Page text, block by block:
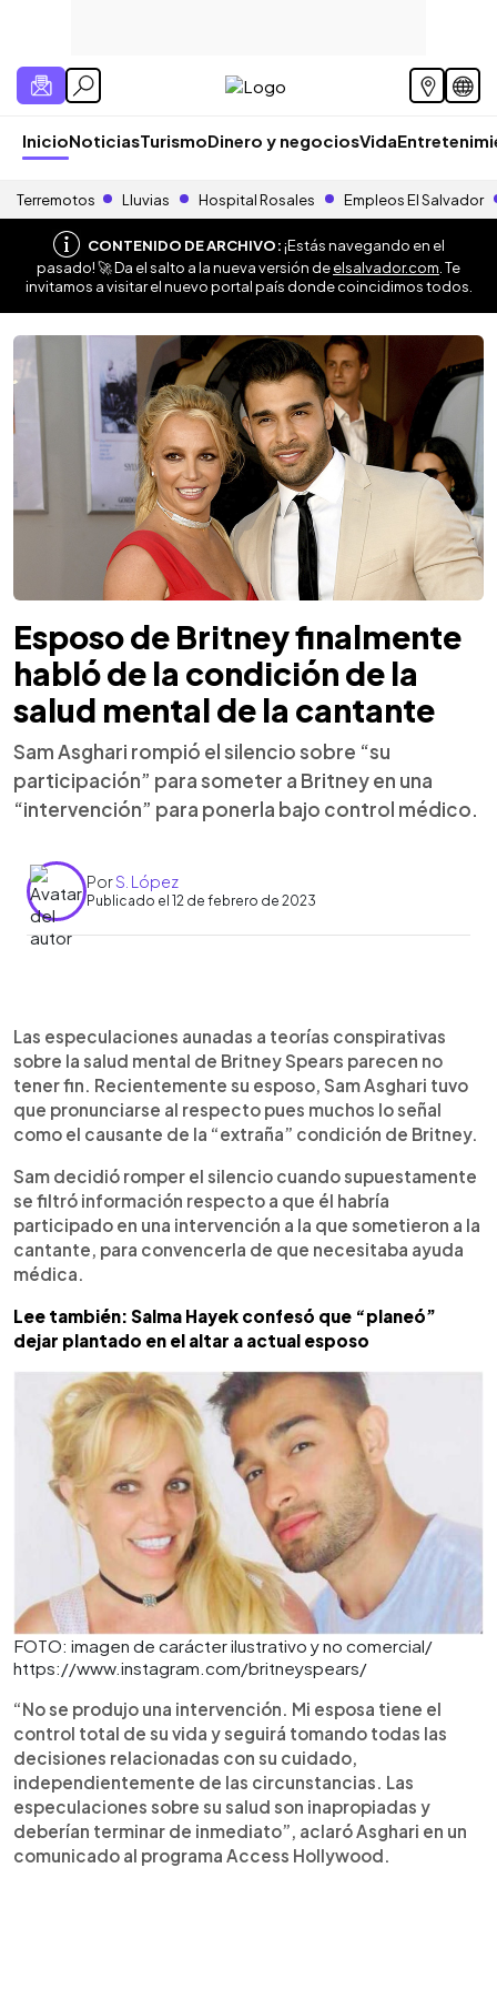
InicioNoticiasTurismoDinero y negociosVida
Terremotos Lluvias Hospital Rosales Empleos El Salvador
CONTENIDO DE ARCHIVO:¡Estás navegando en el
pasado! 🚀 Da el salto a la nueva versión deelsalvador.com . Te
invitamos a visitar el nuevo portal país donde coincidimos todos.
Esposo de Britney finalmente
habló de la condición de la
salud mental de la cantante
Sam Asghari rompió el silencio sobre “su
participación” para someter a Britney en una
“intervención” para ponerla bajo control médico.
PorS. López
Publicado el 12 de febrero de 2023
Escuchar artículo
Las especulaciones aunadas a teorías conspirativas
sobre la salud mental de Britney Spears parecen no
tener fin. Recientemente su esposo, Sam Asghari tuvo
que pronunciarse al respecto pues muchos lo señal
como el causante de la “extraña” condición de Britney.
Sam decidió romper el silencio cuando supuestamente
se filtró información respecto a que él habría
participado en una intervención a la que sometieron a la
cantante, para convencerla de que necesitaba ayuda
médica.
Lee también: Salma Hayek confesó que “planeó”
dejar plantado en el altar a actual esposo
FOTO: imagen de carácter ilustrativo y no comercial/
https://www.instagram.com/britneyspears/
“No se produjo una intervención. Mi esposa tiene el
control total de su vida y seguirá tomando todas las
decisiones relacionadas con su cuidado,
independientemente de las circunstancias. Las
especulaciones sobre su salud son inapropiadas y
deberían terminar de inmediato”, aclaró Asghari en un
comunicado al programa Access Hollywood.